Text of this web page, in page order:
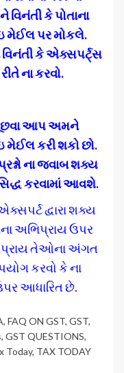
વિનંતી કે પોતાના
મેઈલ પર મોકલે.
કે એક્સપર્ટ્સ
ના કરવો.
આપ અમને
મેઈલ કરી શકો છો.
ના જવાબ શક્ય
કરવામાં આવશે.
દ્વારા શક્ય
અભિપ્રાય ઉપર
તેઓના અંગત
કરવો કે ના
આધારિત છે.
, FAQ ON GST, GST,
, GST QUESTIONS,
Today, TAX TODAY